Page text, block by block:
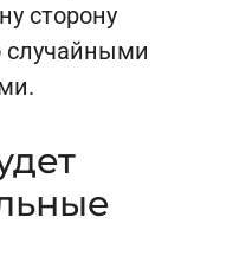
сторону
случайными